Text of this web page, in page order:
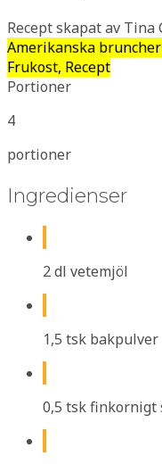
Recept skapat av Tina
Amerikanska
Frukost, Recept
Portioner
4
portioner
Ingredienser
2 dl vetemjöl
1,5 tsk bakpulver
0,5 tsk finkornigt